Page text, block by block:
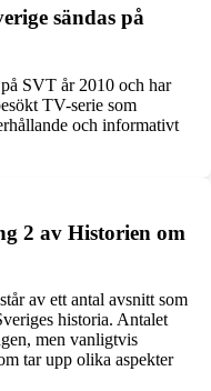
sändas på
SVT år 2010 och har
TV-serie som
och informativt
2 av Historien om
av ett antal avsnitt som
historia. Antalet
men vanligtvis
tar upp olika aspekter